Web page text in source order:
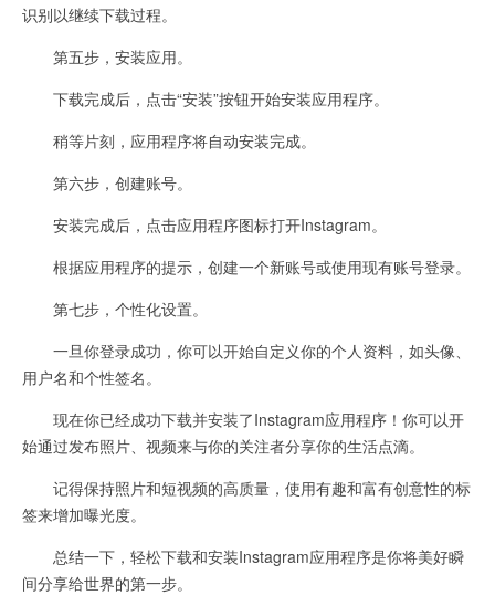
识别以继续下载过程。
第五步，安装应用。
下载完成后，点击“安装”按钮开始安装应用程序。
稍等片刻，应用程序将自动安装完成。
第六步，创建账号。
安装完成后，点击应用程序图标打开Instagram。
根据应用程序的提示，创建一个新账号或使用现有账号登录。
第七步，个性化设置。
一旦你登录成功，你可以开始自定义你的个人资料，如头像、
用户名和个性签名。
现在你已经成功下载并安装了Instagram应用程序！你可以开
始通过发布照片、视频来与你的关注者分享你的生活点滴。
记得保持照片和短视频的高质量，使用有趣和富有创意性的标
签来增加曝光度。
总结一下，轻松下载和安装Instagram应用程序是你将美好瞬
间分享给世界的第一步。